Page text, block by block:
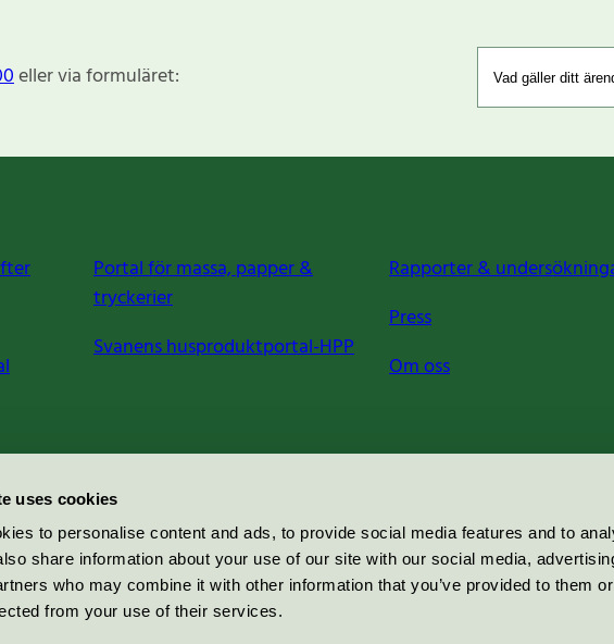
uses cookies
to personalise content and ads, to provide social media features and to
share information about your use of our site with our social media,
who may combine it with other information that you’ve provided to them
from your use of their services.
eller via formuläret:
Portal för massa, papper &
tryckerier
Svanens husproduktportal-HPP
Rapporter &
Press
Om oss